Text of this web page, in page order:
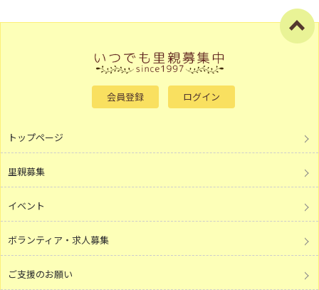
会員登録 ログイン
トップページ
里親募集
イベント
ボランティア・求人募集
ご支援のお願い